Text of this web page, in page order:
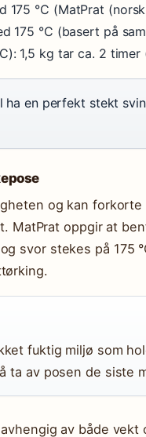
175 °C (MatPrat
175 °C (basert på
1,5 kg tar ca. 2
ha en perfekt stekt
og kan
MatPrat oppgir at
svor stekes på 175
fuktig miljø som
ta av posen de siste
av både